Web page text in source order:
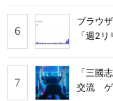
ブラウ
「週2
「三國
交流 ゲ